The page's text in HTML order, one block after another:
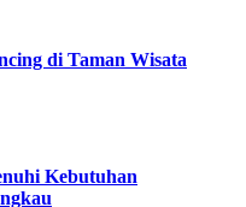
di Taman Wisata
Kebutuhan